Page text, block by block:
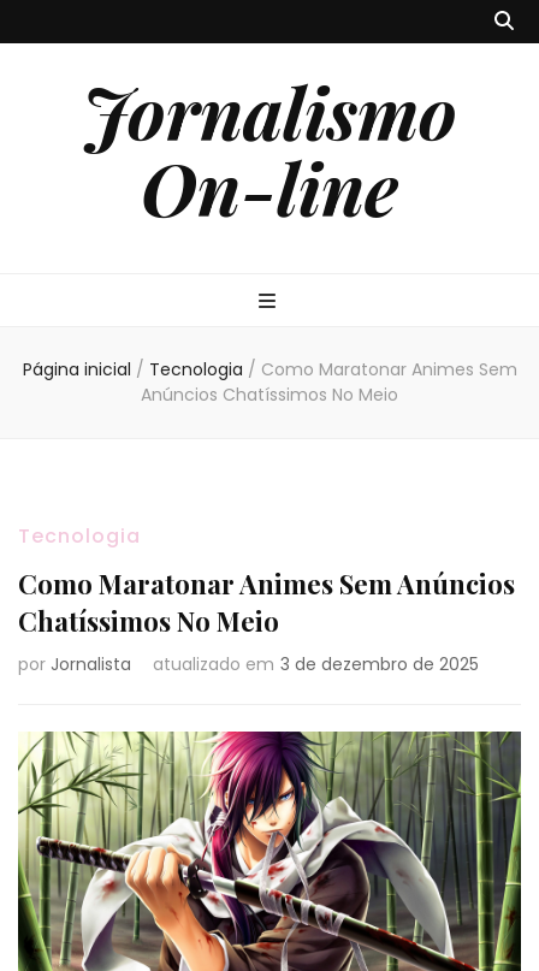
Jornalismo
On-line
Página inicial / Tecnologia / Como Maratonar Animes Sem
Anúncios Chatíssimos No Meio
Tecnologia
Como Maratonar Animes Sem Anúncios
Chatíssimos No Meio
por Jornalista atualizado em 3 de dezembro de 2025